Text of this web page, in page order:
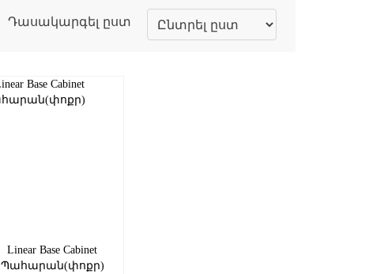
Դասակարգել ըստ
Linear Base Cabinet
Պահարան(փոքր)